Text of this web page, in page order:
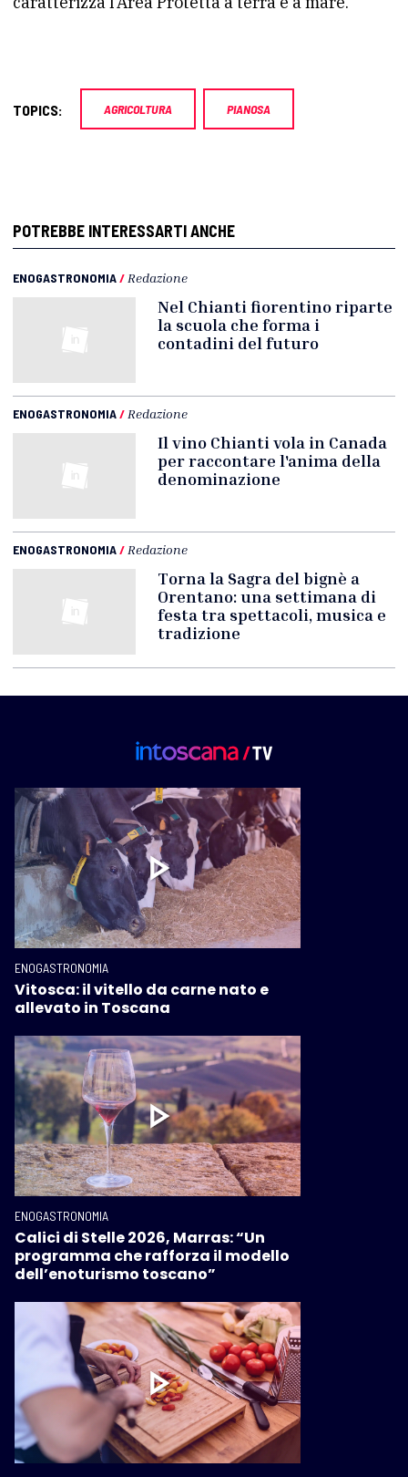
TOPICS: AGRICOLTURA PIANOSA
POTREBBE INTERESSARTI ANCHE
ENOGASTRONOMIA/ Redazione
Nel Chianti fiorentino riparte
la scuola che forma i
contadini del futuro
ENOGASTRONOMIA/ Redazione
Il vino Chianti vola in Canada
per raccontare l'anima della
denominazione
ENOGASTRONOMIA/ Redazione
Torna la Sagra del bignè a
Orentano: una settimana di
festa tra spettacoli, musica e
tradizione
ENOGASTRONOMIA
Vitosca: il vitello da carne nato e
allevato in Toscana
ENOGASTRONOMIA
Calici di Stelle 2026, Marras: “Un
programma che rafforza il modello
dell’enoturismo toscano”